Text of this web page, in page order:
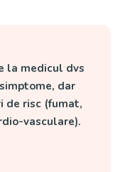
la medicul dvs
dar
de risc (fumat,
vasculare).